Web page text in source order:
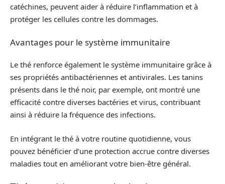
catéchines, peuvent aider à réduire l’inflammation et à
protéger les cellules contre les dommages.
Avantages pour le système immunitaire
Le thé renforce également le système immunitaire grâce à
ses propriétés antibactériennes et antivirales. Les tanins
présents dans le thé noir, par exemple, ont montré une
efficacité contre diverses bactéries et virus, contribuant
ainsi à réduire la fréquence des infections.
En intégrant le thé à votre routine quotidienne, vous
pouvez bénéficier d’une protection accrue contre diverses
maladies tout en améliorant votre bien-être général.